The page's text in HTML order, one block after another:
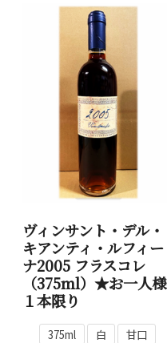
ヴィンサント・デル・
キアンティ・ルフィー
ナ2005 フラスコレ
（375ml）★お一人様
１本限り
375ml 白
甘口